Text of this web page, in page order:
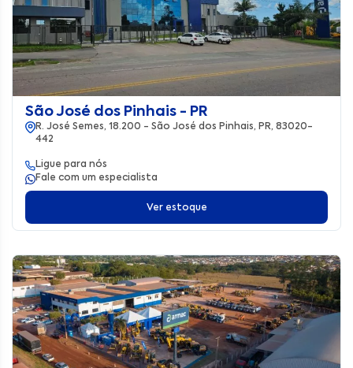
São José dos Pinhais - PR
R. José Semes, 18.200 - São José dos Pinhais, PR, 83020-
442
Ligue para nós
Fale com um especialista
Ver estoque